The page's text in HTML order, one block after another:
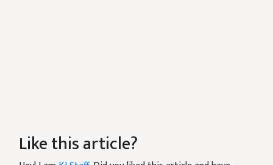
Like this article?